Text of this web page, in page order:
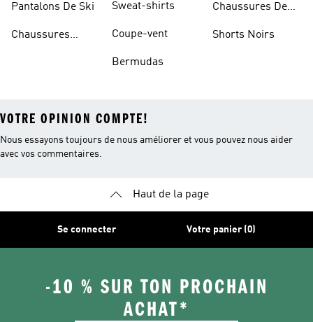
Pantalons De Ski
Chaussures
Sweat-shirts
Coupe-vent
Bermudas
Chaussures De
Shorts Noirs
VOTRE OPINION COMPTE!
Nous essayons toujours de nous améliorer et vous pouvez nous aider
avec vos commentaires.
Haut de la page
Se connecter Votre panier (0)
-10 % SUR TON PROCHAIN
ACHAT*